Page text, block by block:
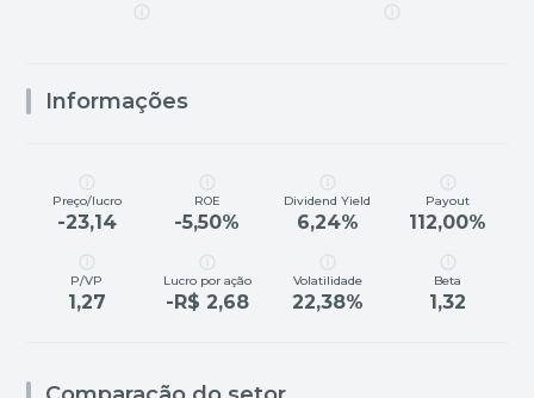
Informações
Preço/lucro
-23,14
ROE
-5,50%
Dividend Yield
6,24%
Payout
112,00%
P/VP
1,27
Lucro por ação
-R$ 2,68
Volatilidade
22,38%
Beta
1,32